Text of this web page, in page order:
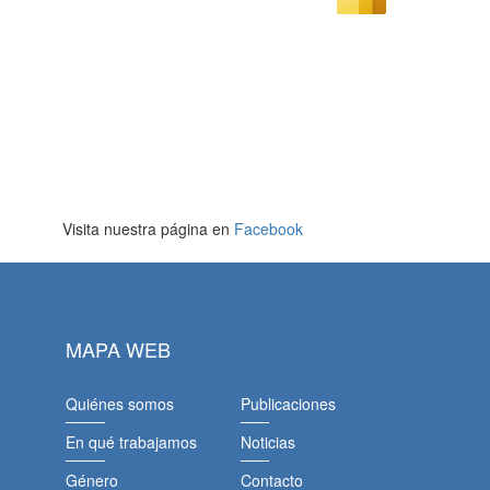
Visita nuestra página en Facebook
MAPA WEB
Quiénes somos
En qué trabajamos
Género
Publicaciones
Noticias
Contacto